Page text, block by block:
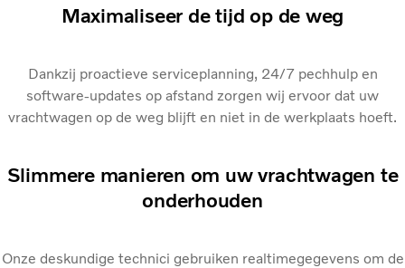
Maximaliseer de tijd op de weg
Dankzij proactieve serviceplanning, 24/7 pechhulp en
software-updates op afstand zorgen wij ervoor dat uw
vrachtwagen op de weg blijft en niet in de werkplaats hoeft.
Slimmere manieren om uw vrachtwagen te
onderhouden
Onze deskundige technici gebruiken realtimegegevens om de